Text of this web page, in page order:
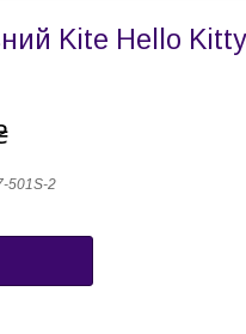
Kite Hello
501S-2